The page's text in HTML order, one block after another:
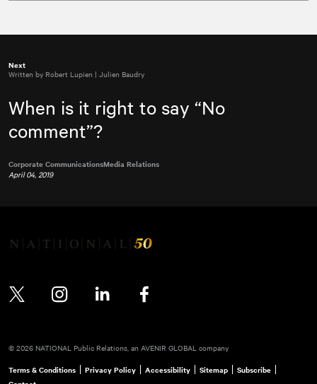
Next
Written by Robert Lupien | Julien Baudry
When is it right to say “No
comment”?
Corporate CommunicationsMedia Relations
April 04, 2019
© 2026 NATIONAL Public Relations, an AVENIR GLOBAL company
Terms & Conditions Privacy Policy Accessibility Sitemap
Subscribe